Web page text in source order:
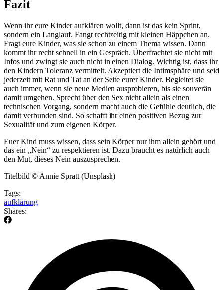
Fazit
Wenn ihr eure Kinder aufklären wollt, dann ist das kein Sprint,
sondern ein Langlauf. Fangt rechtzeitig mit kleinen Häppchen an.
Fragt eure Kinder, was sie schon zu einem Thema wissen. Dann
kommt ihr recht schnell in ein Gespräch. Überfrachtet sie nicht mit
Infos und zwingt sie auch nicht in einen Dialog. Wichtig ist, dass ihr
den Kindern Toleranz vermittelt. Akzeptiert die Intimsphäre und seid
jederzeit mit Rat und Tat an der Seite eurer Kinder. Begleitet sie
auch immer, wenn sie neue Medien ausprobieren, bis sie souverän
damit umgehen. Sprecht über den Sex nicht allein als einen
technischen Vorgang, sondern macht auch die Gefühle deutlich, die
damit verbunden sind. So schafft ihr einen positiven Bezug zur
Sexualität und zum eigenen Körper.
Euer Kind muss wissen, dass sein Körper nur ihm allein gehört und
das ein „Nein“ zu respektieren ist. Dazu braucht es natürlich auch
den Mut, dieses Nein auszusprechen.
Titelbild © Annie Spratt (Unsplash)
Tags:
aufklärung
Shares: